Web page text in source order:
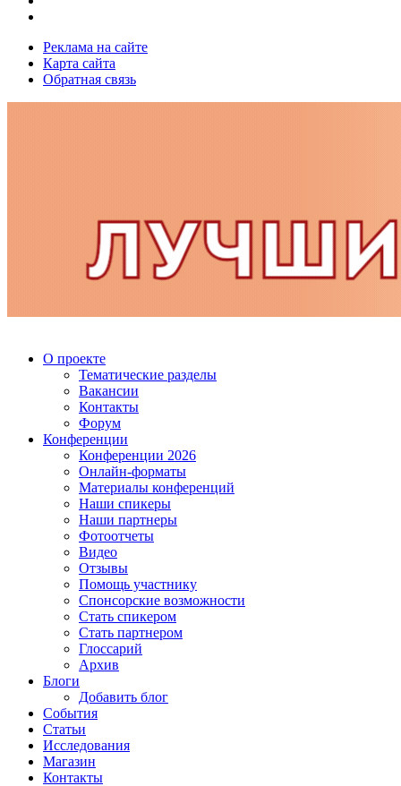
Реклама на сайте
Карта сайта
Обратная связь
О проекте
Тематические разделы
Вакансии
Контакты
Форум
Конференции
Конференции 2026
Онлайн-форматы
Материалы конференций
Наши спикеры
Наши партнеры
Фотоотчеты
Видео
Отзывы
Помощь участнику
Спонсорские возможности
Стать спикером
Стать партнером
Глоссарий
Архив
Блоги
Добавить блог
События
Статьи
Исследования
Магазин
Контакты